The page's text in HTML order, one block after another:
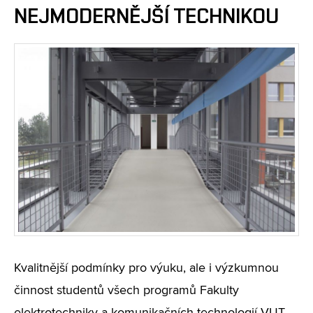
NEJMODERNĚJŠÍ TECHNIKOU
Kvalitnější podmínky pro výuku, ale i výzkumnou
činnost studentů všech programů Fakulty